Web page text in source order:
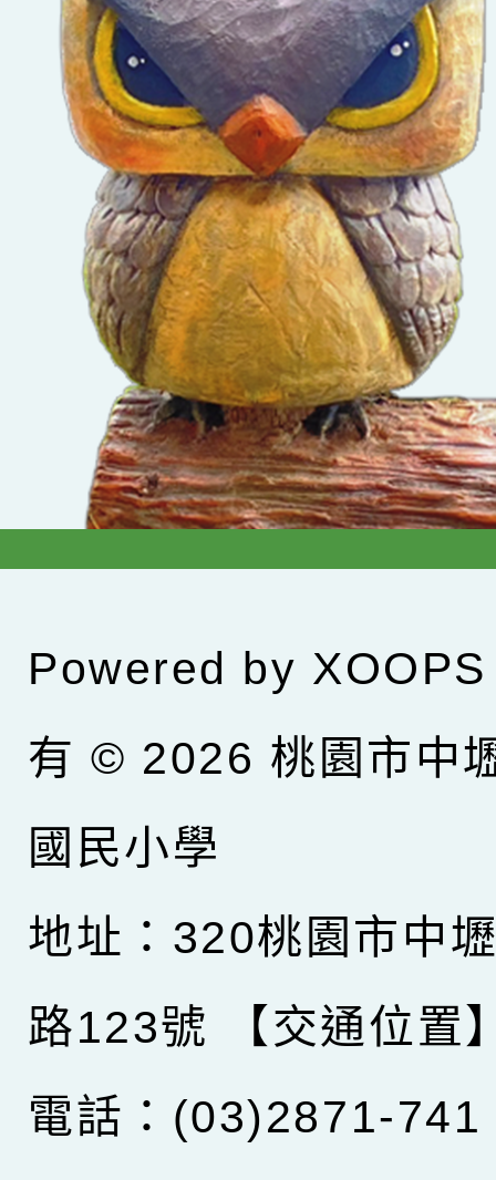
Powered by XOOPS
有 © 2026 桃園市中
國民小學
地址：320桃園市中
路123號
【交通位置
電話：(03)2871-741